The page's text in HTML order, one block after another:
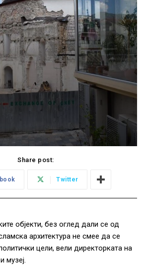
Share post:
Twitter
објекти, без оглед дали се од
архитектура не смее да се
цели, вели директорката на
музеј.